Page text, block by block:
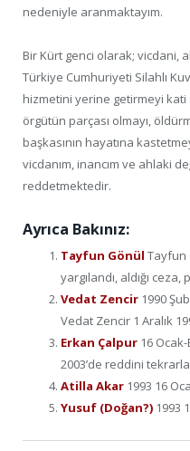
nedeniyle aranmaktayım.
Bir Kürt genci olarak; vicdani,
Türkiye Cumhuriyeti Silahlı
hizmetini yerine getirmeyi
örgütün parçası olmayı,
başkasının hayatına
vicdanım, inancım ve ahlaki
reddetmektedir.
Ayrıca Bakınız:
Tayfun Gönül Tayfun
yargılandı, aldığı
Vedat Zencir 1990
Vedat Zencir 1 Aralık
Erkan Çalpur 16
2003’de reddini
Atilla Akar 1993 16
Yusuf (Doğan?) 1993